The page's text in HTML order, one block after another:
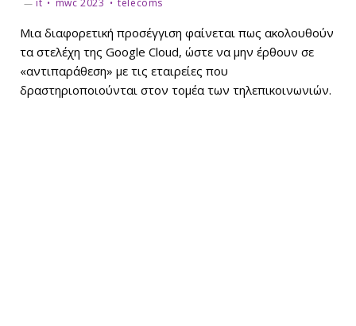
it
mwc 2023 telecoms
Μια διαφορετική προσέγγιση φαίνεται πως ακολουθούν
τα στελέχη της Google Cloud, ώστε να μην έρθουν σε
«αντιπαράθεση» με τις εταιρείες που
δραστηριοποιούνται στον τομέα των τηλεπικοινωνιών.